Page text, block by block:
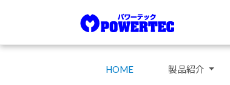
HOME 製品紹介